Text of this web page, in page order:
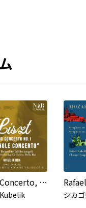
Piano Concerto, No. 1 "Triangle Concerto"
シカ